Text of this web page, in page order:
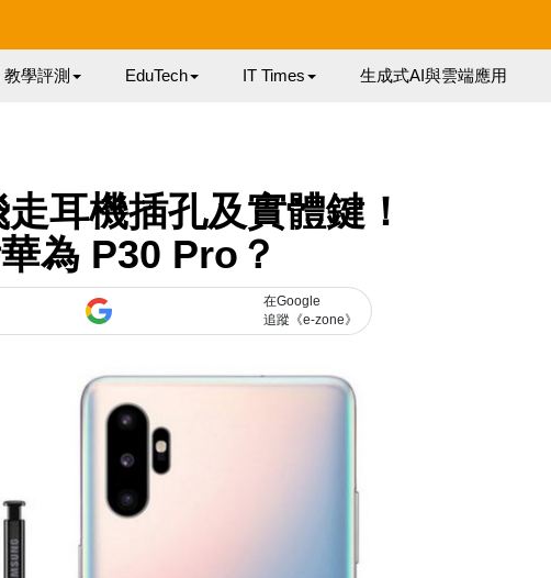
教學評測 EduTech IT Times 生成式AI與雲端應用
耳機插孔及實體鍵！
為 P30 Pro？
在Google
追蹤《e-zone》